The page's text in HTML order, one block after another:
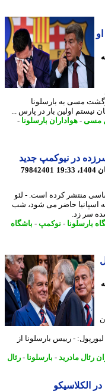
مسی به بارسلونا
اولین بار در پارس ...
-هواداران بارسلونا-
در نیوکمپ جدید
79842401
کرده است. - لئو
حاضر می شود، شب
زد.
-نوکمپ-باشگاه
- رییس بارسلونا از
مادرید- بارسلونا-رئال